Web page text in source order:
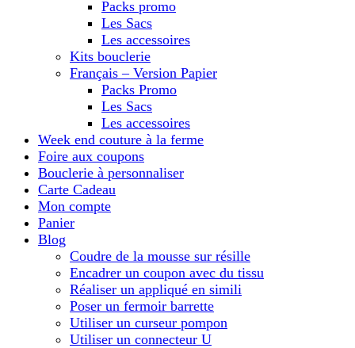
Packs promo
Les Sacs
Les accessoires
Kits bouclerie
Français – Version Papier
Packs Promo
Les Sacs
Les accessoires
Week end couture à la ferme
Foire aux coupons
Bouclerie à personnaliser
Carte Cadeau
Mon compte
Panier
Blog
Coudre de la mousse sur résille
Encadrer un coupon avec du tissu
Réaliser un appliqué en simili
Poser un fermoir barrette
Utiliser un curseur pompon
Utiliser un connecteur U